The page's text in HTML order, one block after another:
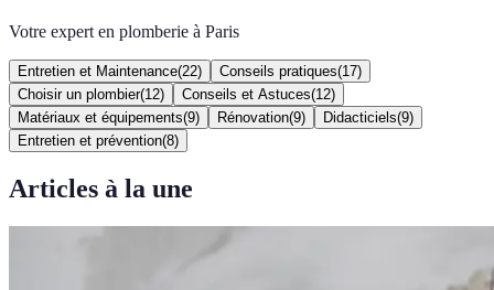
Votre expert en plomberie à Paris
Entretien et Maintenance(22) Conseils pratiques(17)
Choisir un plombier(12) Conseils et Astuces(12)
Matériaux et équipements(9) Rénovation(9) Didacticiels(9)
Entretien et prévention(8)
Articles à la une